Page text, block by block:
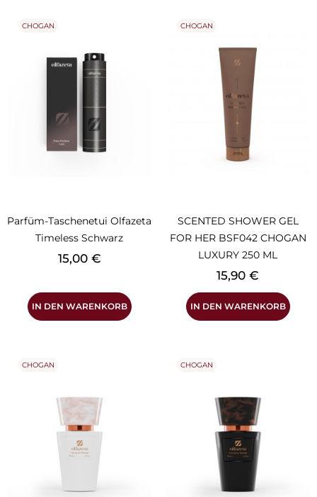
Parfüm-Taschenetui Olfazeta
Timeless Schwarz
Preis
15,00 €
IN DEN WARENKORB
CHOGAN
SCENTED SHOWER GEL
FOR HER BSF042 CHOGAN
LUXURY 250 ML
Preis
15,90 €
IN DEN WARENKORB
CHOGAN
CHOGAN CHOGAN